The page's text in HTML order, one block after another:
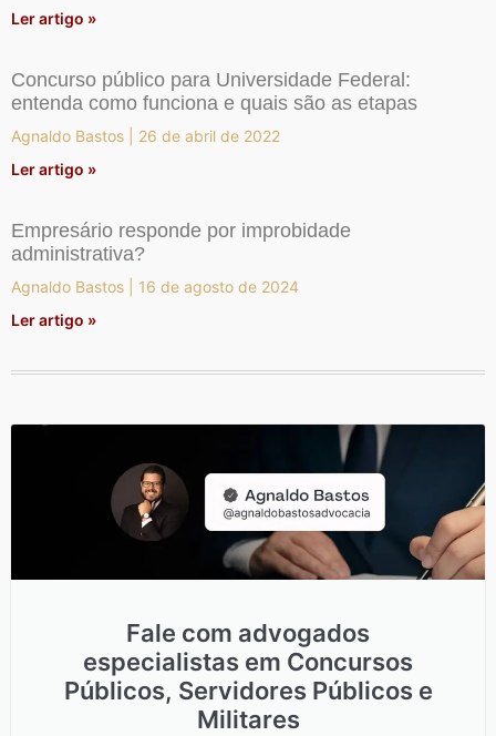
Ler artigo »
Concurso público para Universidade Federal:
entenda como funciona e quais são as etapas
Agnaldo Bastos
26 de abril de 2022
Ler artigo »
Empresário responde por improbidade
administrativa?
Agnaldo Bastos
16 de agosto de 2024
Ler artigo »
Fale com advogados
especialistas em Concursos
Públicos, Servidores Públicos e
Militares